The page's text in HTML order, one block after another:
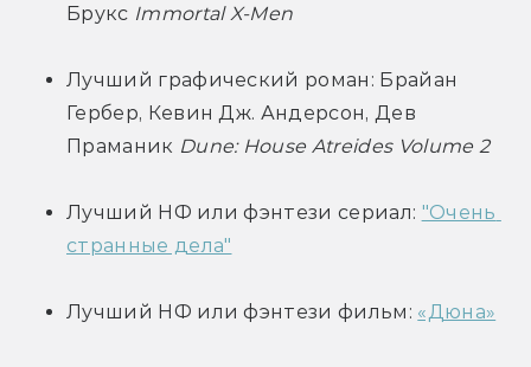
Брукс Immortal X-Men
Лучший графический роман: Брайан
Гербер, Кевин Дж. Андерсон, Дев
Праманик Dune: House Atreides Volume 2
Лучший НФ или фэнтези сериал: "Очень
странные дела"
Лучший НФ или фэнтези фильм: «Дюна»